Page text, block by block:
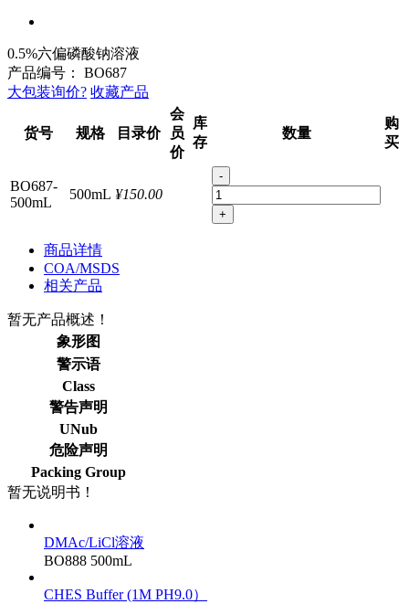
0.5%六偏磷酸钠溶液
产品编号：
BO687
大包装询价? 收藏产品
货号 规格 目录价
会
员
价
库
存
数量
购
买
BO687-
500mL
500mL ¥150.00
-
+
商品详情
COA/MSDS
相关产品
暂无产品概述！
象形图
警示语
Class
警告声明
UNub
危险声明
Packing Group
暂无说明书！
DMAc/LiCl溶液
BO888 500mL
CHES Buffer (1M PH9.0）